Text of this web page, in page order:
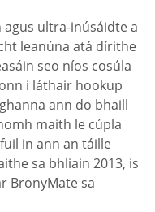
ultra-inúsáidte a
leanúna atá dírithe
seo níos cosúla
i láthair hookup
ann do bhaill
maith le cúpla
in ann an táille
sa bhliain 2013, is
BronyMate sa